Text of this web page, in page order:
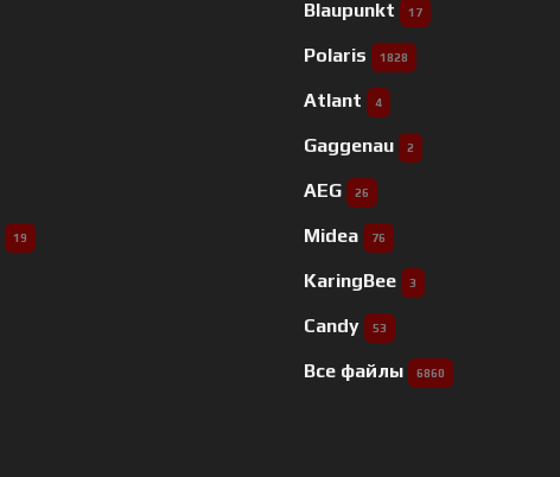
19
Blaupunkt 17
Polaris 1828
Atlant 4
Gaggenau 2
AEG 26
Midea 76
KaringBee 3
Candy 53
Все файлы 6860